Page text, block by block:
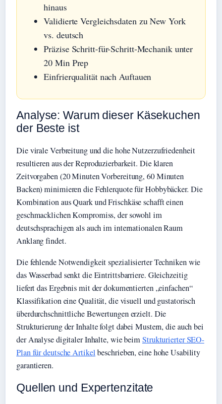
hinaus
Validierte Vergleichsdaten zu New York
vs. deutsch
Präzise Schritt-für-Schritt-Mechanik unter
20 Min Prep
Einfrierqualität nach Auftauen
Analyse: Warum dieser Käsekuchen
der Beste ist
Die virale Verbreitung und die hohe Nutzerzufriedenheit
resultieren aus der Reproduzierbarkeit. Die klaren
Zeitvorgaben (20 Minuten Vorbereitung, 60 Minuten
Backen) minimieren die Fehlerquote für Hobbybäcker. Die
Kombination aus Quark und Frischkäse schafft einen
geschmacklichen Kompromiss, der sowohl im
deutschsprachigen als auch im internationalen Raum
Anklang findet.
Die fehlende Notwendigkeit spezialisierter Techniken wie
das Wasserbad senkt die Eintrittsbarriere. Gleichzeitig
liefert das Ergebnis mit der dokumentierten „einfachen“
Klassifikation eine Qualität, die visuell und gustatorisch
überdurchschnittliche Bewertungen erzielt. Die
Strukturierung der Inhalte folgt dabei Mustern, die auch bei
der Analyse digitaler Inhalte, wie beimStrukturierter SEO-
Plan für deutsche Artikelbeschrieben, eine hohe Usability
garantieren.
Quellen und Expertenzitate